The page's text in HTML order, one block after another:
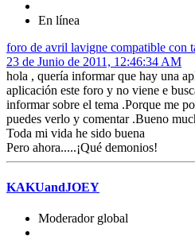
En línea
foro de avril lavigne compatible con
23 de Junio de 2011, 12:46:34 AM
hola , quería informar que hay una
aplicación este foro y no viene e
informar sobre el tema .Porque me
puedes verlo y comentar .Bueno
Toda mi vida he sido buena
Pero ahora.....¡Qué demonios!
KAKUandJOEY
Moderador global